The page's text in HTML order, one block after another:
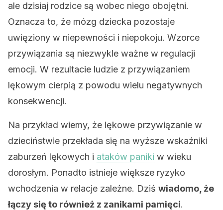
ale dzisiaj rodzice są wobec niego obojętni.
Oznacza to, że mózg dziecka pozostaje
uwięziony w niepewności i niepokoju. Wzorce
przywiązania są niezwykle ważne w regulacji
emocji. W rezultacie ludzie z przywiązaniem
lękowym cierpią z powodu wielu negatywnych
konsekwencji.
Na przykład wiemy, że lękowe przywiązanie w
dzieciństwie przekłada się na wyższe wskaźniki
zaburzeń lękowych i ataków paniki w wieku
dorosłym. Ponadto istnieje większe ryzyko
wchodzenia w relacje zależne. Dziś wiadomo, że
łączy się to również z zanikami pamięci.